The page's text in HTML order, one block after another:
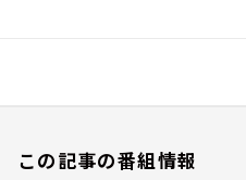
この記事の番組情報